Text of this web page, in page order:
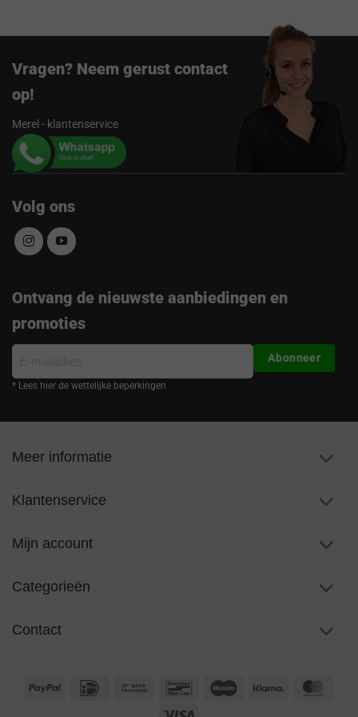
Vragen? Neem gerust contact
op!
Merel - klantenservice
Volg ons
Ontvang de nieuwste aanbiedingen en
promoties
mailadres
* Lees hier de wettelijke beperkingen
Abonneer
Meer informatie
Klantenservice
Mijn account
Categorieën
Contact
PayPal IDeal
Bank
BancontactMaestro Klarna